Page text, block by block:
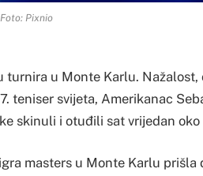
Foto: Pixnio
u Monte Karlu. Nažalost,
teniser svijeta, Amerikanac
skinuli i otuđili sat vrijedan
masters u Monte Karlu prišla